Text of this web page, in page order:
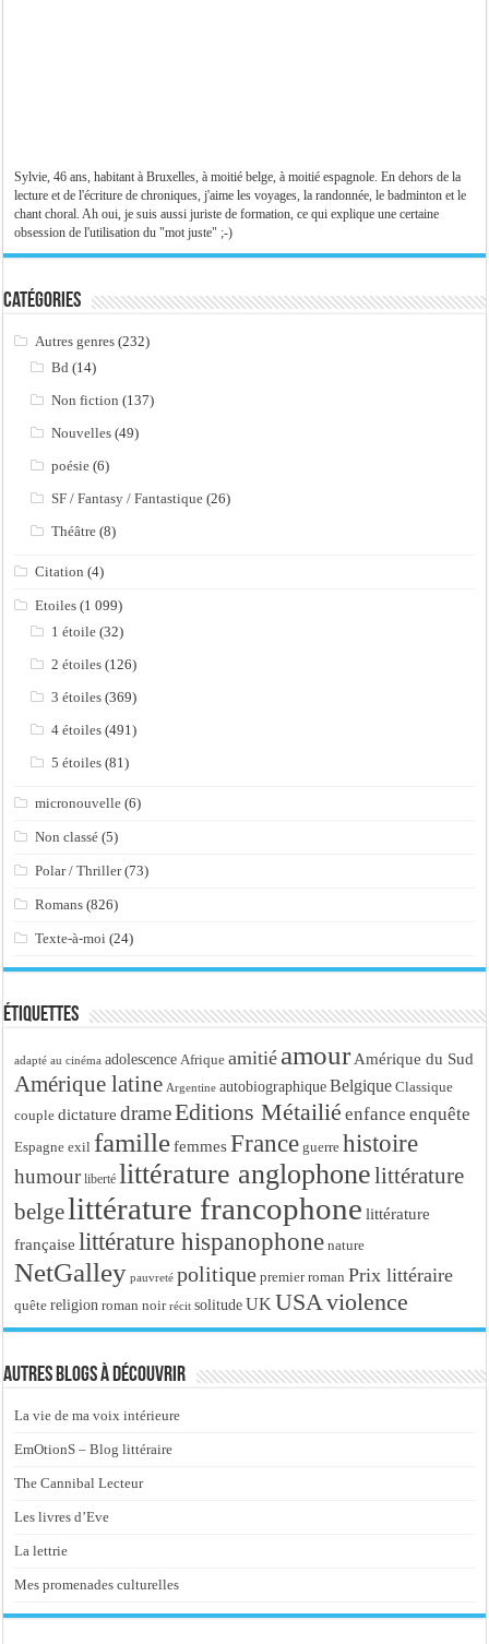
Sylvie, 46 ans, habitant à Bruxelles, à moitié belge, à moitié espagnole. En dehors de la
lecture et de l'écriture de chroniques, j'aime les voyages, la randonnée, le badminton et le
chant choral. Ah oui, je suis aussi juriste de formation, ce qui explique une certaine
obsession de l'utilisation du "mot juste" ;-)
Catégories
Autres genres (232)
Bd (14)
Non fiction (137)
Nouvelles (49)
poésie (6)
SF / Fantasy / Fantastique (26)
Théâtre (8)
Citation (4)
Etoiles (1 099)
1 étoile (32)
2 étoiles (126)
3 étoiles (369)
4 étoiles (491)
5 étoiles (81)
micronouvelle (6)
Non classé (5)
Polar / Thriller(73)
Romans (826)
Texte-à-moi (24)
Étiquettes
adapté au cinéma adolescence Afrique amitié amourAmérique du Sud
Amérique latine Argentine autobiographique Belgique Classique
couple dictature drameEditions Métailié enfance enquête
Espagne exil famille femmes France guerre histoire
humour liberté littérature anglophonelittérature
belgelittérature francophone littérature
française littérature hispanophone nature
NetGalley pauvreté politique premier roman Prix littéraire
quête religion roman noir récit solitude UKUSAviolence
Autres blogs à découvrir
La vie de ma voix intérieure
EmOtionS – Blog littéraire
The Cannibal Lecteur
Les livres d’Eve
La lettrie
Mes promenades culturelles